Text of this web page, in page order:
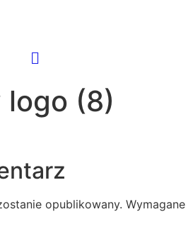
(8)
opublikowany. Wymagane